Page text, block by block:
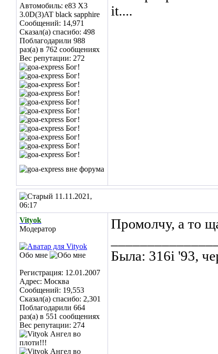
Автомобиль: е83 Х3
3.0D(3)AT black sapphire
Сообщений: 14,971
Сказал(а) спасибо: 498
Поблагодарили 988
раз(а) в 762 сообщениях
Вес репутации: 272
it....
11.11.2021,
06:17
Vityok
Модератор
Обо мне
Регистрация: 12.01.2007
Адрес: Москва
Сообщений: 19,553
Сказал(а) спасибо: 2,301
Поблагодарили 664
раз(а) в 551 сообщениях
Вес репутации: 274
Промолчу, а то
Была: 316i '93,